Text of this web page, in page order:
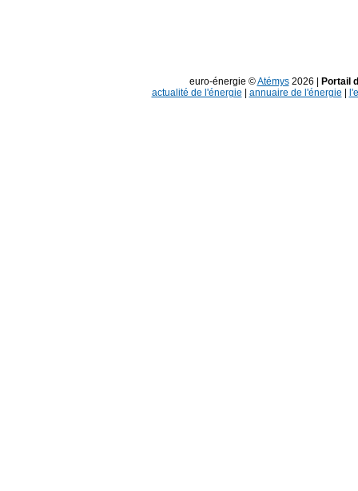
euro-énergie ©Atémys2026 |
Portail
actualité de l'énergie
annuaire de l'énergie